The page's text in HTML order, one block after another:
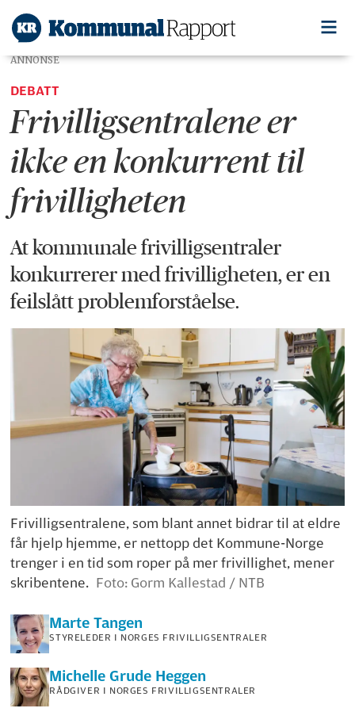
ANNONSE
DEBATT
Frivilligsentralene er
ikke en konkurrent til
frivilligheten
At kommunale frivilligsentraler
konkurrerer med frivilligheten, er en
feilslåttproblemforståelse.
Frivilligsentralene, som blant annet bidrar til at eldre
får hjelp hjemme, er nettopp det Kommune-Norge
trenger i en tid som roper på mer frivillighet, mener
skribentene. Foto: Gorm Kallestad / NTB
Marte Tangen
STYRELEDER I NORGES FRIVILLIGSENTRALER
Michelle Grude Heggen
RÅDGIVER I NORGES FRIVILLIGSENTRALER